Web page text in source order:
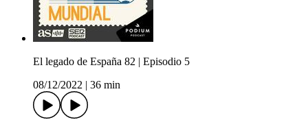
El legado de España 82 | Episodio 5
08/12/2022 | 36 min